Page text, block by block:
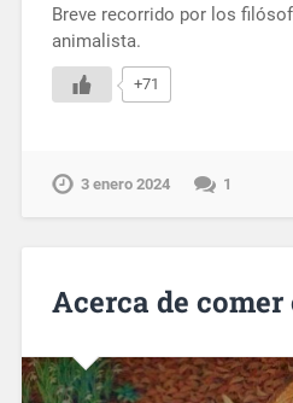
Breve recorrido por los
animalista.
+71
3 enero 2024 1
Acerca de comer